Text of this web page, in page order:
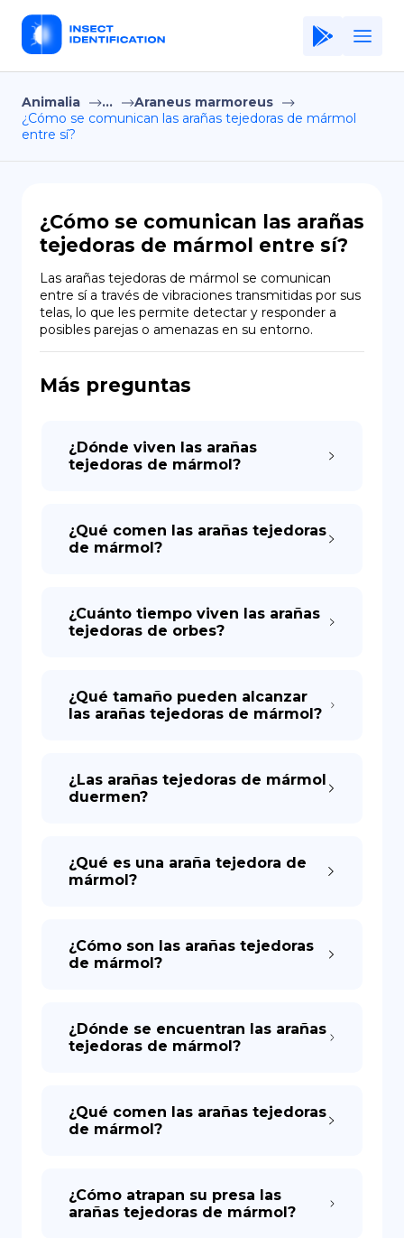
Home
Application
Privacy Policy
ES
EN
DE
Copiright © Niro ID
Animalia ...
Araneus marmoreus
¿Cómo se comunican las arañas tejedoras de mármol
entre sí?
¿Cómo se comunican las arañas
tejedoras de mármol entre sí?
Las arañas tejedoras de mármol se comunican
entre sí a través de vibraciones transmitidas por sus
telas, lo que les permite detectar y responder a
posibles parejas o amenazas en su entorno.
Más preguntas
¿Dónde viven las arañas
tejedoras de mármol?
¿Qué comen las arañas tejedoras
de mármol?
¿Cuánto tiempo viven las arañas
tejedoras de orbes?
¿Qué tamaño pueden alcanzar
las arañas tejedoras de mármol?
¿Las arañas tejedoras de mármol
duermen?
¿Qué es una araña tejedora de
mármol?
¿Cómo son las arañas tejedoras
de mármol?
¿Dónde se encuentran las arañas
tejedoras de mármol?
¿Qué comen las arañas tejedoras
de mármol?
¿Cómo atrapan su presa las
arañas tejedoras de mármol?